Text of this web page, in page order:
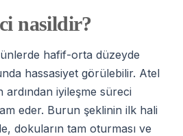
nasildir?
hafif-orta düzeyde
hassasiyet görülebilir. Atel
iyileşme süreci
eder. Burun şeklinin ilk hali
dokuların tam oturması ve